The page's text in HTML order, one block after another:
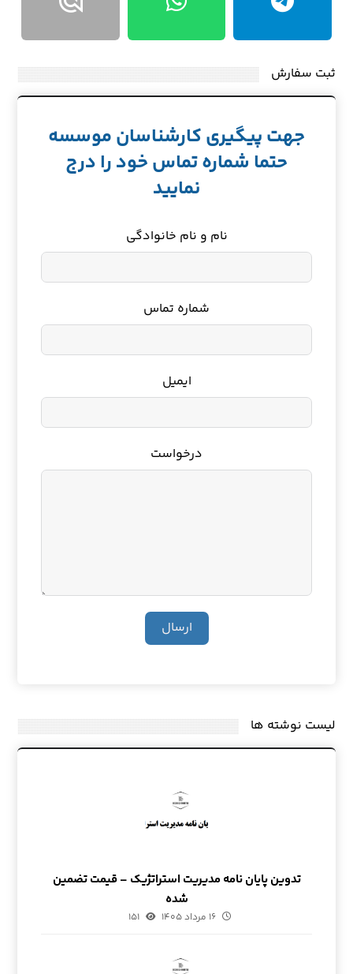
ثبت سفارش
جهت پیگیری کارشناسان موسسه
حتما شماره تماس خود را درج
نمایید
نام و نام خانوادگی
شماره تماس
ایمیل
درخواست
ارسال
لیست نوشته ها
تدوین پایان نامه مدیریت استراتژیک – قیمت تضمین
شده
۱۶ مرداد ۱۴۰۵ ۱۵۱